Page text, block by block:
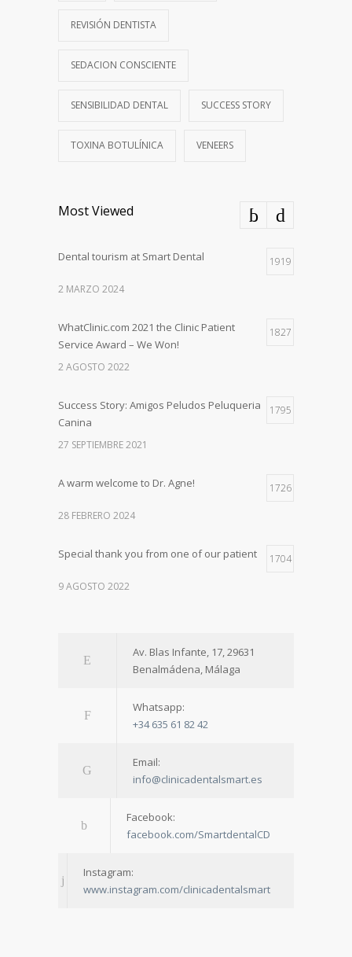
REVISIÓN DENTISTA
SEDACION CONSCIENTE
SENSIBILIDAD DENTAL SUCCESS STORY
TOXINA BOTULÍNICA VENEERS
Most Viewed
Dental tourism at Smart Dental 1919
2 MARZO 2024
WhatClinic.com 2021 the Clinic Patient
Service Award – We Won!
1827
2 AGOSTO 2022
Success Story: Amigos Peludos Peluqueria
Canina
1795
27 SEPTIEMBRE 2021
A warm welcome to Dr. Agne! 1726
28 FEBRERO 2024
Special thank you from one of our patient 1704
9 AGOSTO 2022
Av. Blas Infante, 17, 29631
Benalmádena, Málaga
Whatsapp:
+34 635 61 82 42
Email:
info@clinicadentalsmart.es
Facebook:
facebook.com/SmartdentalCD
Instagram:
www.instagram.com/clinicadentalsmart